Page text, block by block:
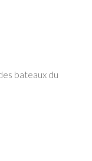
bateaux du